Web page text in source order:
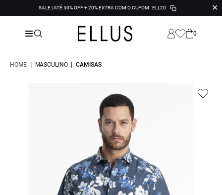
SALE | ATÉ 50% OFF + 20% EXTRA COM O CUPOM ELL20 ✕
0
HOME | MASCULINO | CAMISAS